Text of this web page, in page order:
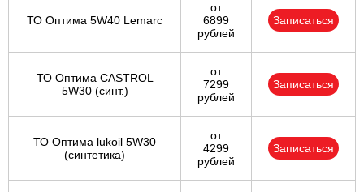
ТО Оптима 5W40 Lemarc
от
6899
рублей
Записаться
ТО Оптима CASTROL
5W30 (синт.)
от
7299
рублей
Записаться
ТО Оптима lukoil 5W30
(синтетика)
от
4299
рублей
Записаться